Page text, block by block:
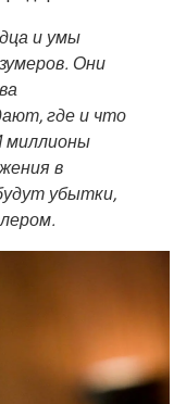
и умы
Они
где и что
миллионы
в
убытки,